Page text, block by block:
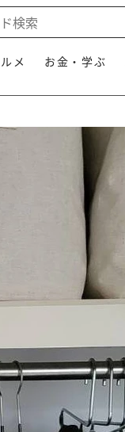
メ お金・学ぶ